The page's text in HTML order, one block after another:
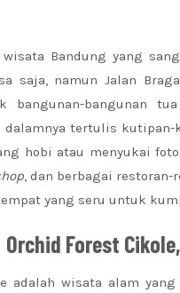
wisata Bandung yang
saja, namun Jalan
bangunan-bangunan
dalamnya tertulis
hobi atau menyukai
, dan berbagai restoran-
yang seru untuk
Orchid Forest
adalah wisata alam yang